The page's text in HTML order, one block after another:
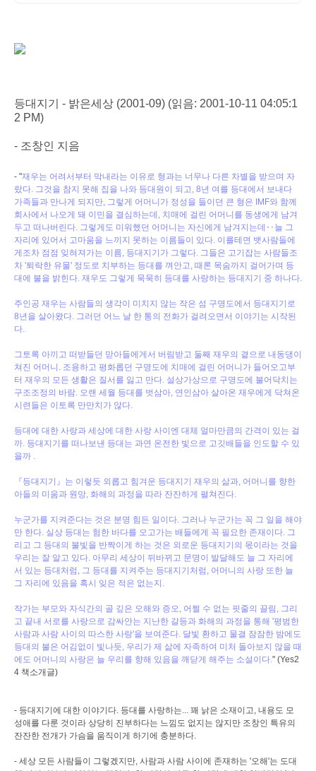
등대지기 - 밝은세상 (2001-09) (읽음: 2001-10-11 04:05:1
2 PM)
- 조창인 지음
- "재우는 어려서부터 막내라는 이유로 형과는 너무나 다른 차별을 받으며 자
랐다. 그것을 참지 못해 집을 나와 등대원이 되고, 8년 여를 등대에서 보내다
가족들과 만나게 되지만, 그렇게 어머니가 정성을 들이던 큰 형은 IMF와 함께
회사에서 나오게 돼 이민을 결심하는데, 치매에 걸린 어머니를 동생에게 남겨
두고 떠나버린다. 그렇게도 미워했던 어머니는 자신에게 남겨지는데‥늘 그
자리에 있어서 고마움을 느끼지 못하는 이름들이 있다. 이를테면 뱃사람들에
게조차 점점 잊혀져가는 이름, 등대지기가 그렇다. 그들은 고기잡는 사람들조
차 '퇴락한 유물' 정도로 치부하는 등대를 껴안고, 때론 목숨까지 걸어가며 등
대에 불을 밝힌다. 재우도 그렇게 묵묵히 등대를 사랑하는 등대지기 중 하나다.
주인공 재우는 사람들의 생각이 미치지 않는 작은 섬 구명도에서 등대지기로
8년을 살아왔다. 그러던 어느 날 한 통의 전화가 걸려오면서 이야기는 시작된
다.
그토록 아끼고 떠받들던 맏아들에게서 버림받고 둘째 재우의 곁으로 내동댕이
쳐진 어머니. 조용하고 평화롭던 구명도에 치매에 걸린 어머니가 들어오고부
터 재우의 모든 생활은 질서를 잃고 만다. 설상가상으로 구명도에 불어닥치는
구조조정의 바람. 오랜 세월 등대를 벗삼아, 연인삼아 살아온 재우에게 닥쳐온
시련들은 이토록 만만치가 않다.
등대에 대한 사랑과 세상에 대한 사랑 사이엔 대체 얼마만큼의 간격이 있는 걸
까. 등대지기를 떠나보낸 등대는 과연 온전한 빛으로 고깃배들을 인도할 수 있
을까 .
『등대지기』는 이렇듯 외롭고 힘겨운 등대지기 재우의 삶과, 어머니를 향한
아들의 미움과 원망, 화해의 과정을 따라 잔잔하게 펼쳐진다.
누군가를 지켜준다는 것은 분명 힘든 일이다. 그러나 누군가는 꼭 그 일을 해야
만 한다. 실상 등대는 험한 바다를 오고가는 배들에게 꼭 필요한 존재이다. 그
리고 그 등대의 불빛을 반짝이게 하는 것은 외로운 등대지기의 몫이라는 것을
우리는 잘 알고 있다. 아무리 세상이 뒤바뀌고 문명이 발달해도 늘 그 자리에
서 있는 등대처럼, 그 등대를 지켜주는 등대지기처럼, 어머니의 사랑 또한 늘
그 자리에 있음을 혹시 잊은 적은 없는지.
작가는 부모와 자식간의 골 깊은 오해와 증오, 어쩔 수 없는 핏줄의 끌림, 그리
고 끝내 서로를 사랑으로 감싸안는 지난한 갈등과 화해의 과정을 통해 '평범한
사람과 사람 사이의 따스한 사랑'을 보여준다. 달빛 환하고 물결 잠잠한 밤에도
등대의 불은 어김없이 빛나듯, 우리가 제 삶에 자족하여 미처 돌아보지 않을 때
에도 어머니의 사랑은 늘 우리를 향해 있음을 깨닫게 해주는 소설이다." (Yes2
4 책소개글)
- 등대지기에 대한 이야기다. 등대를 사랑하는... 꽤 낡은 소재이고, 내용도 모
성애를 다룬 것이라 상당히 진부하다는 느낌도 없지는 않지만 조창인 특유의
잔잔한 전개가 가슴을 움직이게 하기에 충분하다.
- 세상 모든 사람들이 그렇겠지만, 사람과 사람 사이에 존재하는 '오해'는 도대